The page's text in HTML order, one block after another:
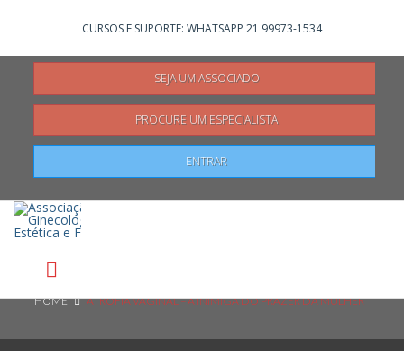
Pesquisar
CURSOS E SUPORTE: WHATSAPP 21 99973-1534
SEJA UM ASSOCIADO
PROCURE UM ESPECIALISTA
ENTRAR
HOME ATROFIA VAGINAL – A INIMIGA DO PRAZER DA MULHER